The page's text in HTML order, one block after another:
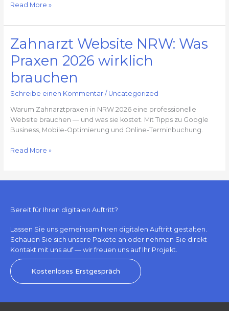
Read More »
Zahnarzt Website NRW: Was
Praxen 2026 wirklich
brauchen
Schreibe einen Kommentar / Uncategorized
Warum Zahnarztpraxen in NRW 2026 eine professionelle
Website brauchen — und was sie kostet. Mit Tipps zu Google
Business, Mobile-Optimierung und Online-Terminbuchung.
Zahnarzt
Website
NRW:
Was
Praxen
2026
brauchen
Read More »
Bereit für Ihren digitalen Auftritt?
Lassen Sie uns gemeinsam Ihren digitalen Auftritt gestalten.
Schauen Sie sich unsere Pakete an oder nehmen Sie direkt
Kontakt mit uns auf — wir freuen uns auf Ihr Projekt.
Kostenloses Erstgespräch